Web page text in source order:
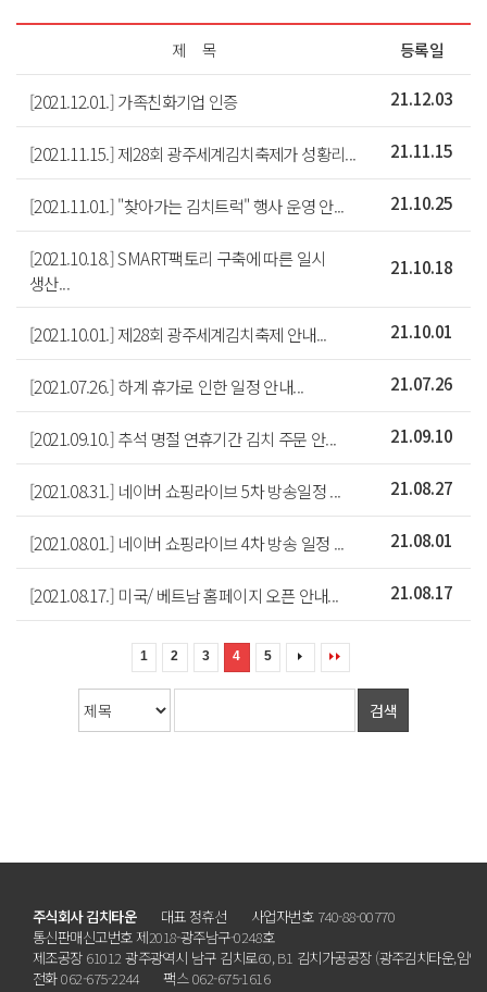
제 목 등록일
[2021.12.01.] 가족친화기업 인증 21.12.03
[2021.11.15.] 제28회 광주세계김치축제가 성황리... 21.11.15
[2021.11.01.] "찾아가는 김치트럭" 행사 운영 안... 21.10.25
[2021.10.18.] SMART팩토리 구축에 따른 일시
생산...
21.10.18
[2021.10.01.] 제28회 광주세계김치축제 안내... 21.10.01
[2021.07.26.] 하계 휴가로 인한 일정 안내... 21.07.26
[2021.09.10.] 추석 명절 연휴기간 김치 주문 안... 21.09.10
[2021.08.31.] 네이버 쇼핑라이브 5차 방송일정 ... 21.08.27
[2021.08.01.] 네이버 쇼핑라이브 4차 방송 일정 ... 21.08.01
[2021.08.17.] 미국/ 베트남 홈페이지 오픈 안내... 21.08.17
1 2 3 4 5
검색
주식회사 김치타운 대표 정휴선
사업자번호 740-88-00770
통신판매신고번호 제2018-광주남구-0248호
제조공장 61012 광주광역시 남구 김치로60, B1 김치가공공장 (광주김치타운,임암
전화 062-675-2244
팩스 062-675-1616